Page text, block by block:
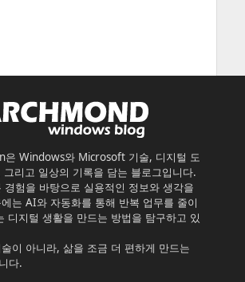
Windows와 Microsoft 기술, 디지털 도
리고 일상의 기록을 담는 블로그입니다.
경험을 바탕으로 실용적인 정보와 생각을
는 AI와 자동화를 통해 반복 업무를 줄이
디지털 생활을 만드는 방법을 탐구하고 있
이 아니라, 삶을 조금 더 편하게 만드는
다.